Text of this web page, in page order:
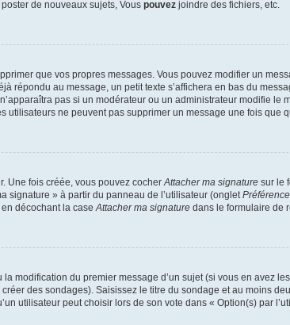
poster de nouveaux sujets, Vous pouvez joindre des fichiers, etc.
que vos propres messages. Vous pouvez modifier un
répondu au message, un petit texte s’affichera en bas du
pas si un modérateur ou un administrateur modifie
ne peuvent pas supprimer un message une fois que
Une fois créée, vous pouvez cocher Attacher ma signature sur le
signature » à partir du panneau de l’utilisateur (onglet
décochant la case Attacher ma signature dans le formulaire de
modification du premier message d’un sujet (si vous en avez
des sondages). Saisissez le titre du sondage et au moins
utilisateur peut choisir lors de son vote dans « Option(s) par